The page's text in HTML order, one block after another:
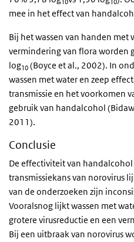
mee in het effect van
Bij het wassen van handen met
vermindering van flora worden
log10(Boyce et al., 2002). In
wassen met water en zeep
transmissie en het voorkomen
gebruik van handalcohol
2011).
Conclusie
De effectiviteit van
transmissiekans van norovirus
van de onderzoeken zijn
Vooralsnog lijkt wassen met
grotere virusreductie en een
Bij een uitbraak van norovirus